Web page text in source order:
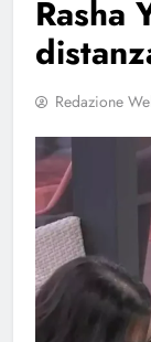
Rasha
Redazione